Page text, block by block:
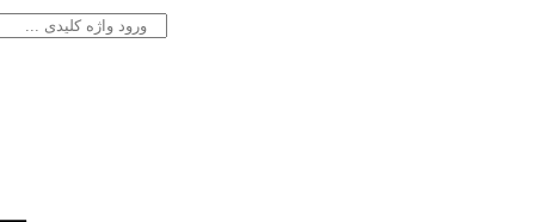
جستجو